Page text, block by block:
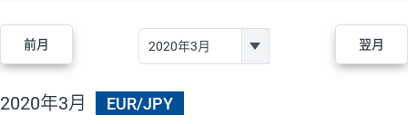
前月 翌月
2020年3月 EUR/JPY